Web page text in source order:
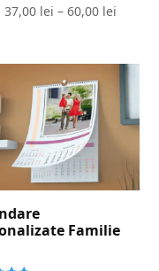
la
37,00 lei –60,00 lei
Familie